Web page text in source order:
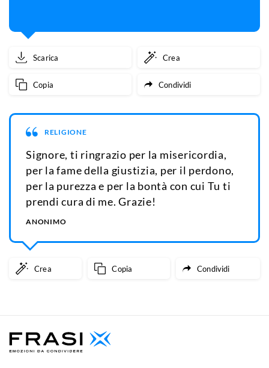
Scarica Crea
Copia Condividi
RELIGIONE
Signore, ti ringrazio per la misericordia,
per la fame della giustizia, per il perdono,
per la purezza e per la bontà con cui Tu ti
prendi cura di me. Grazie!
ANONIMO
Crea Copia Condividi